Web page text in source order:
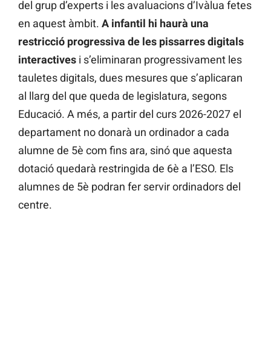
del grup d’experts i les avaluacions d’Ivàlua fetes
en aquest àmbit. A infantil hi haurà una
restricció progressiva de les pissarres digitals
interactives i s’eliminaran progressivament les
tauletes digitals, dues mesures que s’aplicaran
al llarg del que queda de legislatura, segons
Educació. A més, a partir del curs 2026-2027 el
departament no donarà un ordinador a cada
alumne de 5è com fins ara, sinó que aquesta
dotació quedarà restringida de 6è a l’ESO. Els
alumnes de 5è podran fer servir ordinadors del
centre.